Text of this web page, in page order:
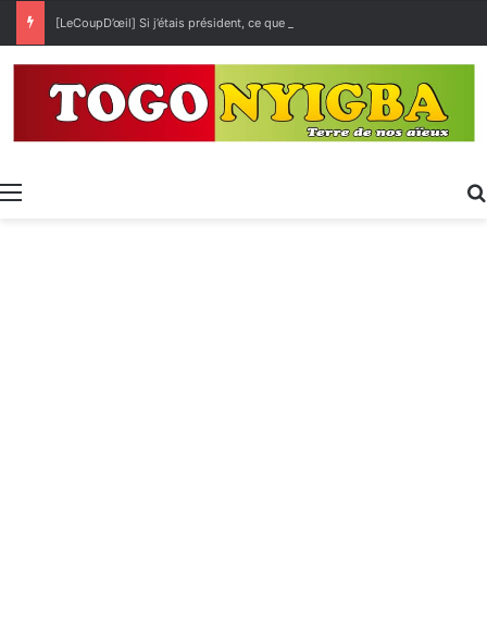
[LeCoupD’œil] Si j’étais président, ce que je ferai des « Évalas »
Menu